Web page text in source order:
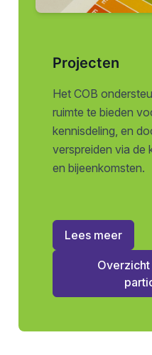
Projecten
Het COB
ruimte te bieden
kennisdeling, en
verspreiden via de
en bijeenkomsten.
Lees meer